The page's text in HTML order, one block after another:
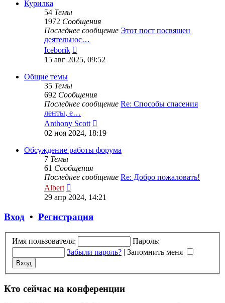
Курилка
54 Темы
1972 Сообщения
Последнее сообщение Этот пост посвящен
деятельнос…
Iceborik
к
15 авг 2025, 09:52
Общие темы
35 Темы
692 Сообщения
Последнее сообщение Re: Способы спасения
ленты, е…
Anthony Scott
к
сообщению
02 ноя 2024, 18:19
Обсуждение работы форума
7 Темы
61 Сообщения
Последнее сообщение Re: Добро пожаловать!
Albert
к
29 апр 2024, 14:21
Вход • Регистрация
Имя пользователя:
Пароль:
Забыли пароль? | Запомнить меня
Кто сейчас на конференции